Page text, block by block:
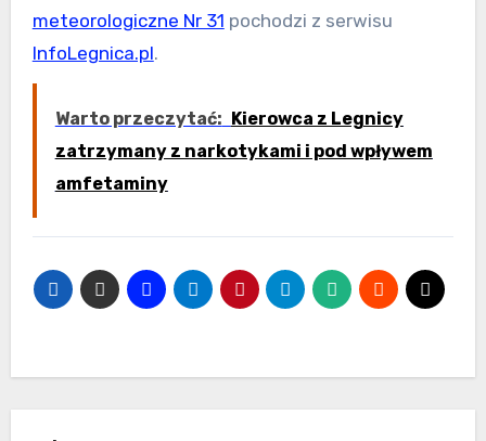
meteorologiczne Nr 31 pochodzi z serwisu
InfoLegnica.pl.
Warto przeczytać: Kierowca z Legnicy
zatrzymany z narkotykami i pod wpływem
amfetaminy